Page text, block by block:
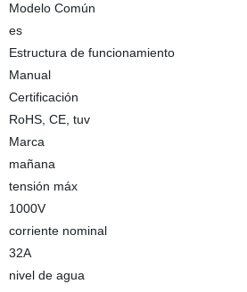
Modelo Común
es
Estructura de funcionamiento
Manual
Certificación
RoHS, CE, tuv
Marca
mañana
tensión máx
1000V
corriente nominal
32A
nivel de agua